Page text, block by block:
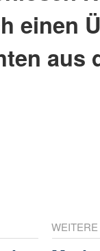
einen
aus